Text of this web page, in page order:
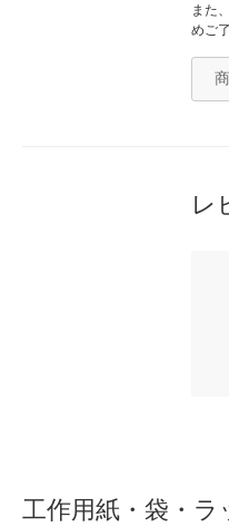
また
めご
レ
工作用紙・袋・